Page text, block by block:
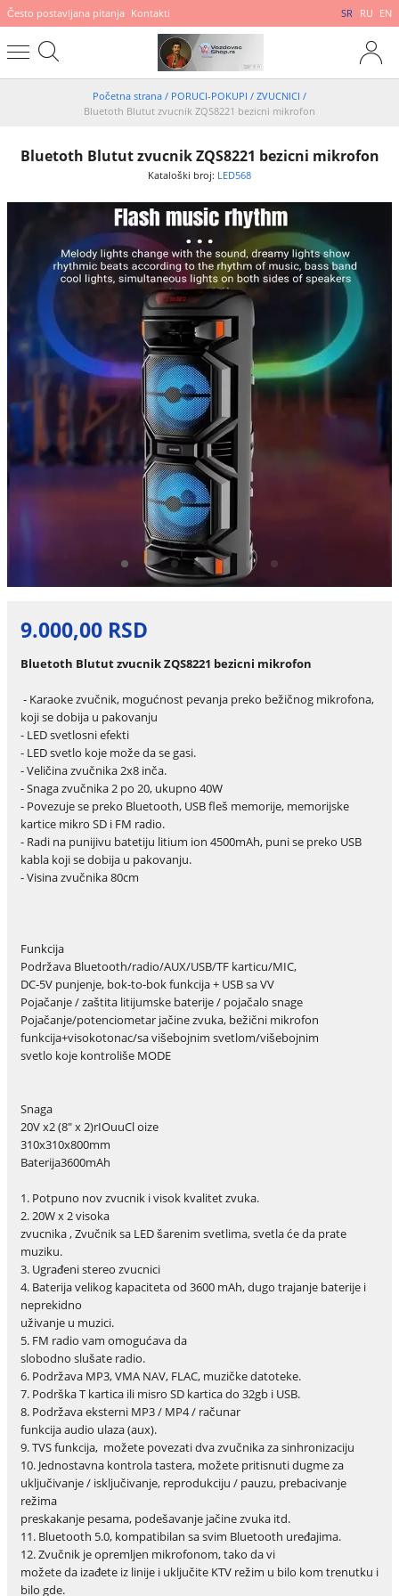
Često postavljana pitanja Kontakti SR RU EN
Početna strana / PORUCI-POKUPI / ZVUCNICI /
Bluetoth Blutut zvucnik ZQS8221 bezicni mikrofon
Bluetoth Blutut zvucnik ZQS8221 bezicni mikrofon
Kataloški broj: LED568
9.000,00 RSD
Bluetoth Blutut zvucnik ZQS8221 bezicni mikrofon
- Karaoke zvučnik, mogućnost pevanja preko bežičnog mikrofona,
koji se dobija u pakovanju
- LED svetlosni efekti
- LED svetlo koje može da se gasi.
- Veličina zvučnika 2x8 inča.
- Snaga zvučnika 2 po 20, ukupno 40W
- Povezuje se preko Bluetooth, USB fleš memorije, memorijske
kartice mikro SD i FM radio.
- Radi na punijivu batetiju litium ion 4500mAh, puni se preko USB
kabla koji se dobija u pakovanju.
- Visina zvučnika 80cm
Funkcija
Podržava Bluetooth/radio/AUX/USB/TF karticu/MIC,
DC-5V punjenje, bok-to-bok funkcija + USB sa VV
Pojačanje / zaštita litijumske baterije / pojačalo snage
Pojačanje/potenciometar jačine zvuka, bežični mikrofon
funkcija+visokotonac/sa višebojnim svetlom/višebojnim
svetlo koje kontroliše MODE
Snaga
20V x2 (8" x 2)rIOuuCl oize
310x310x800mm
Baterija3600mAh
1. Potpuno nov zvucnik i visok kvalitet zvuka.
2. 20W x 2 visoka
zvucnika , Zvučnik sa LED šarenim svetlima, svetla će da prate
muziku.
3. Ugrađeni stereo zvucnici
4. Baterija velikog kapaciteta od 3600 mAh, dugo trajanje baterije i
neprekidno
uživanje u muzici.
5. FM radio vam omogućava da
slobodno slušate radio.
6. Podržava MP3, VMA NAV, FLAC, muzičke datoteke.
7. Podrška T kartica ili misro SD kartica do 32gb i USB.
8. Podržava eksterni MP3 / MP4 / računar
funkcija audio ulaza (aux).
9. TVS funkcija, možete povezati dva zvučnika za sinhronizaciju
10. Jednostavna kontrola tastera, možete pritisnuti dugme za
uključivanje / isključivanje, reprodukciju / pauzu, prebacivanje
režima
preskakanje pesama, podešavanje jačine zvuka itd.
11. Bluetooth 5.0, kompatibilan sa svim Bluetooth uređajima.
12. Zvučnik je opremljen mikrofonom, tako da vi
možete da izađete iz linije i uključite KTV režim u bilo kom trenutku i
bilo gde.